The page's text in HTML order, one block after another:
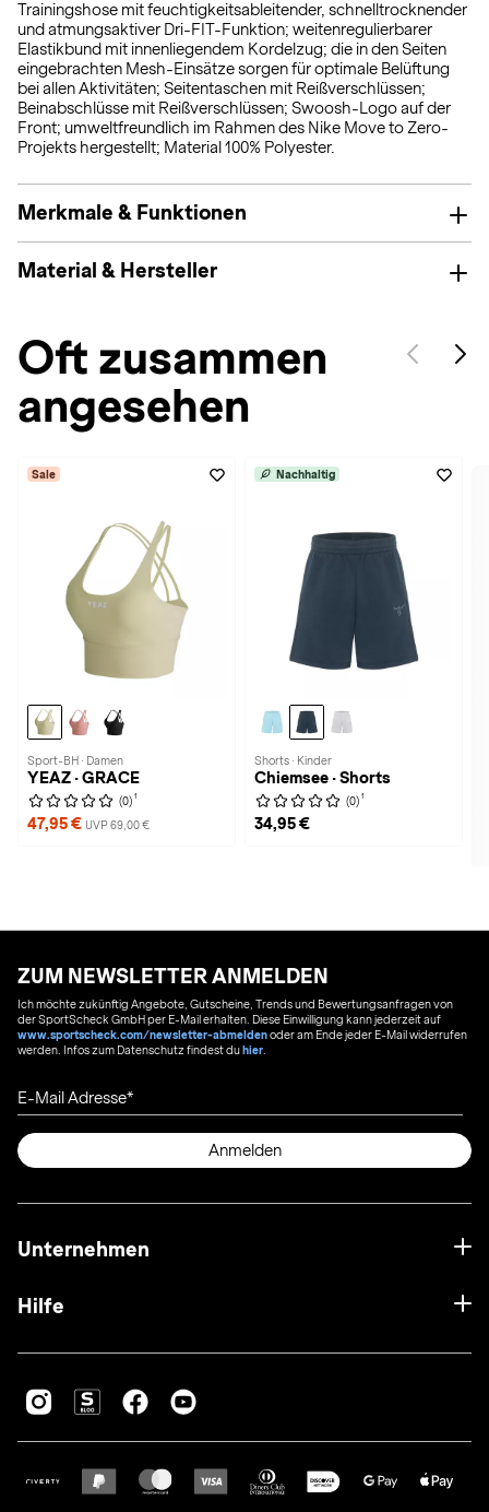
Trainingshose mit feuchtigkeitsableitender, schnelltrocknender
und atmungsaktiver Dri-FIT-Funktion; weitenregulierbarer
Elastikbund mit innenliegendem Kordelzug; die in den Seiten
eingebrachten Mesh-Einsätze sorgen für optimale Belüftung
bei allen Aktivitäten; Seitentaschen mit Reißverschlüssen;
Beinabschlüsse mit Reißverschlüssen; Swoosh-Logo auf der
Front; umweltfreundlich im Rahmen des Nike Move to Zero-
Projekts hergestellt; Material 100% Polyester.
Merkmale & Funktionen
Material & Hersteller
Oft zusammen
angesehen
Sale
Sport-BH · Damen
YEAZ · GRACE
(0) 1
47,95 € UVP 69,00 €
Nachhaltig
Shorts · Kinder
Chiemsee · Shorts
(0) 1
34,95 €
ZUM NEWSLETTER ANMELDEN
Ich möchte zukünftig Angebote, Gutscheine, Trends und Bewertungsanfragen von
der SportScheck GmbH per E-Mail erhalten. Diese Einwilligung kann jederzeit auf
www.sportscheck.com/newsletter-abmeldenoder am Ende jeder E-Mail widerrufen
werden. Infos zum Datenschutz findest duhier
E-Mail Adresse
Anmelden
Unternehmen
Hilfe